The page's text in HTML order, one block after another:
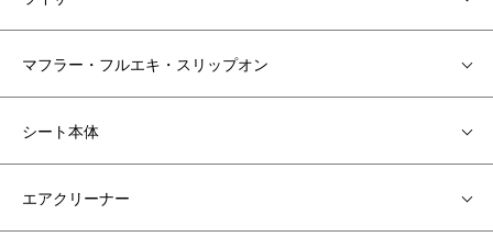
マフラー・フルエキ・スリップオン
シート本体
エアクリーナー